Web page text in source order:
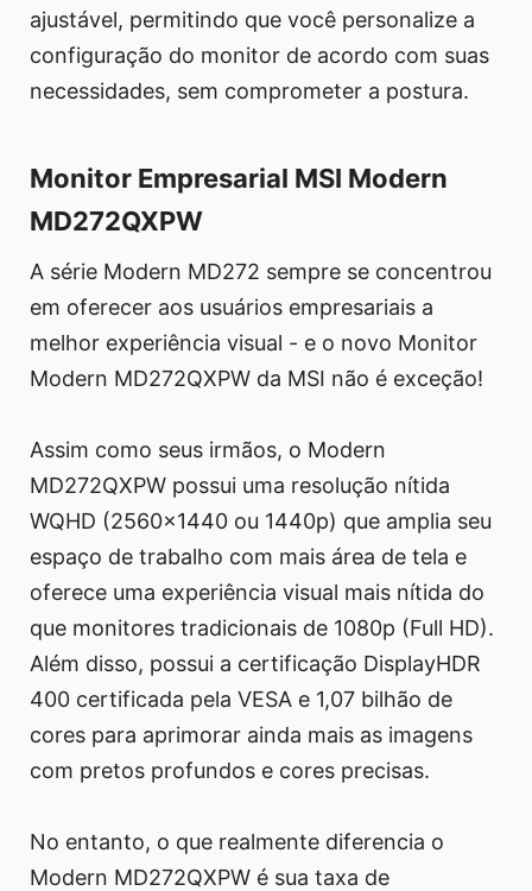
ajustável, permitindo que você personalize a
configuração do monitor de acordo com suas
necessidades, sem comprometer a postura.
Monitor Empresarial MSI Modern
MD272QXPW
A série Modern MD272 sempre se concentrou
em oferecer aos usuários empresariais a
melhor experiência visual - e o novo Monitor
Modern MD272QXPW da MSI não é exceção!
Assim como seus irmãos, o Modern
MD272QXPW possui uma resolução nítida
WQHD (2560x1440 ou 1440p) que amplia seu
espaço de trabalho com mais área de tela e
oferece uma experiência visual mais nítida do
que monitores tradicionais de 1080p (Full HD).
Além disso, possui a certificação DisplayHDR
400 certificada pela VESA e 1,07 bilhão de
cores para aprimorar ainda mais as imagens
com pretos profundos e cores precisas.
No entanto, o que realmente diferencia o
Modern MD272QXPW é sua taxa de